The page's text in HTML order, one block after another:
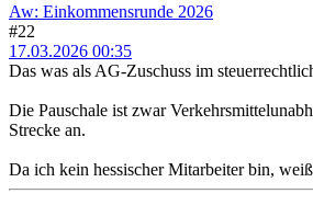
Aw: Einkommensrunde 2026
#22
17.03.2026 00:35
Das was als AG-Zuschuss im
Die Pauschale ist zwar
Strecke an.
Da ich kein hessischer Mitarbeiter bin,